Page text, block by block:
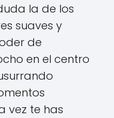
la de los
suaves y
de
en el centro
vez te has